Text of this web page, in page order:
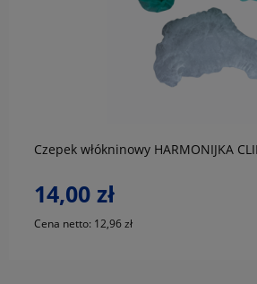
Czepek włókninowy HARMONIJKA
14,00 zł
Cena netto: 12,96 zł
do koszyka